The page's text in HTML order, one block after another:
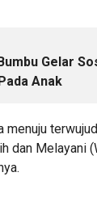
Gelar
Anak
menuju
dan Melayani